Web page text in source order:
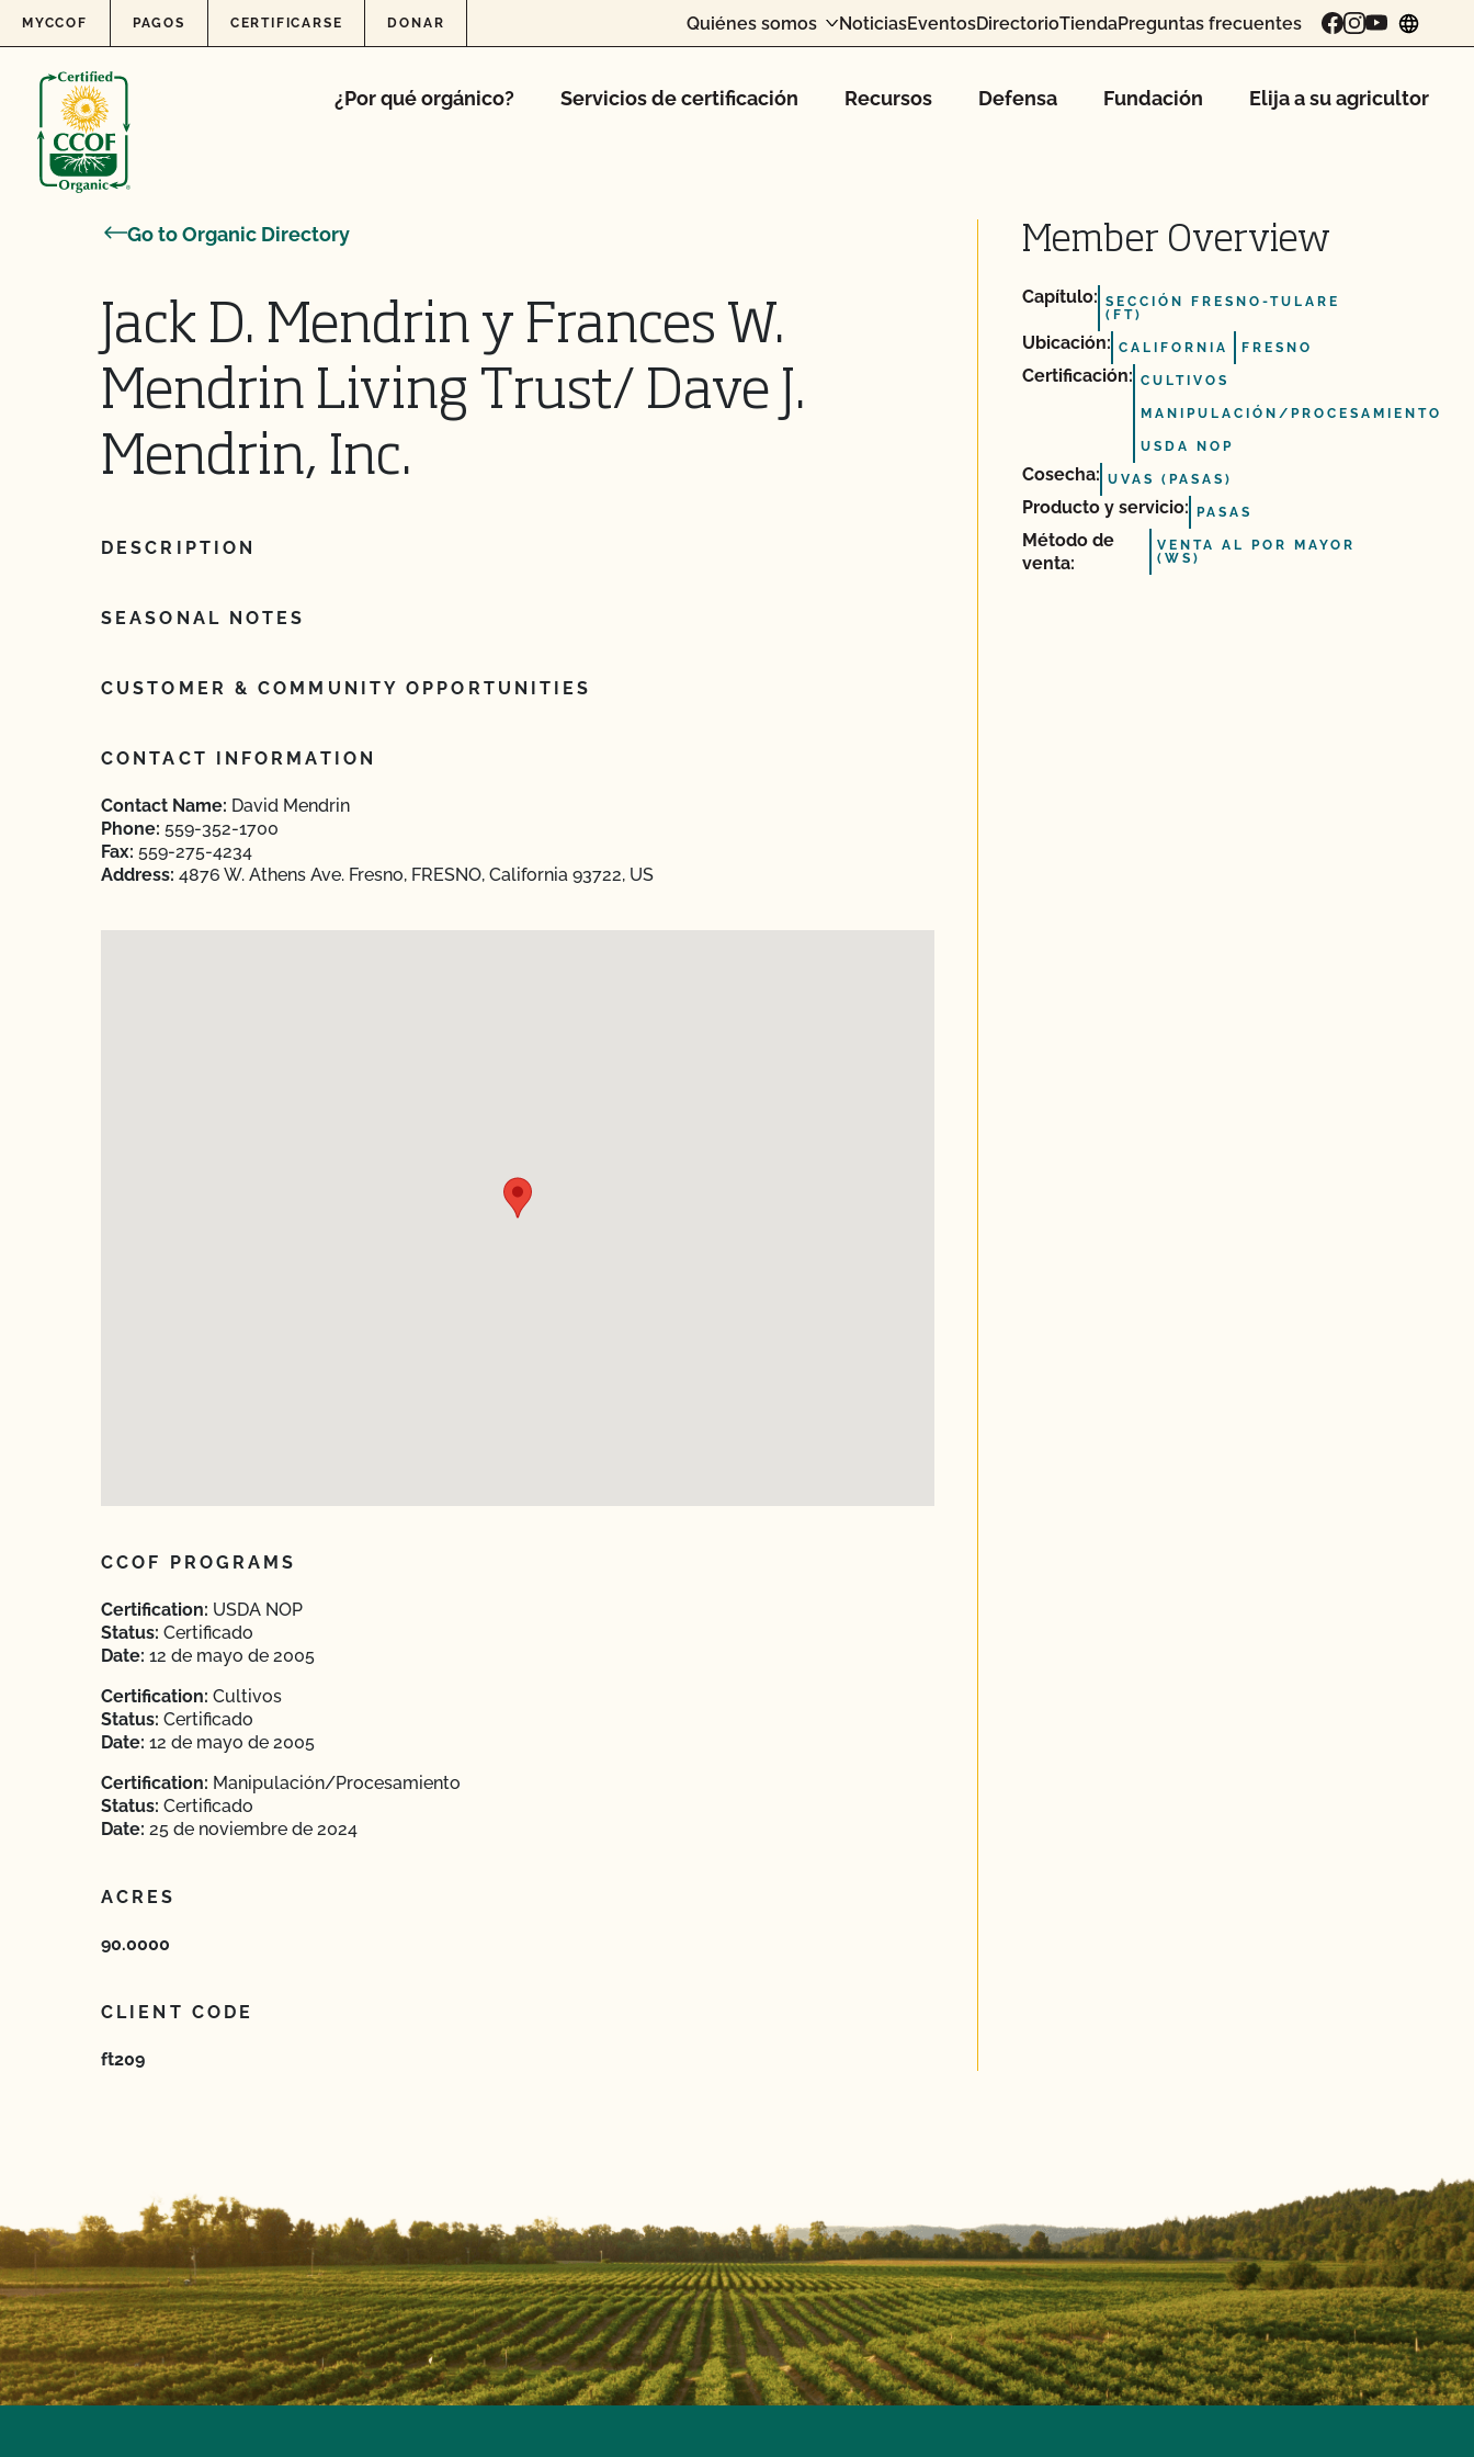
Skip to content
MYCCOF PAGOS CERTIFICARSE DONAR Quiénes somos NoticiasEventosDirectorioTiendaPreguntas frecuentes
¿Por qué orgánico? Servicios de certificación Recursos Defensa Fundación Elija a su agricultor
Go to Organic Directory
Jack D. Mendrin y Frances W.
Mendrin Living Trust/ Dave J.
Mendrin, Inc.
DESCRIPTION
SEASONAL NOTES
CUSTOMER & COMMUNITY OPPORTUNITIES
CONTACT INFORMATION
Contact Name: David Mendrin
Phone: 559-352-1700
Fax: 559-275-4234
Address: 4876 W. Athens Ave. Fresno, FRESNO, California 93722, US
CCOF PROGRAMS
Certification: USDA NOP
Status: Certificado
Date: 12 de mayo de 2005
Certification: Cultivos
Status: Certificado
Date: 12 de mayo de 2005
Certification: Manipulación/Procesamiento
Status: Certificado
Date: 25 de noviembre de 2024
ACRES
90.0000
CLIENT CODE
ft209
Member Overview
Capítulo: SECCIÓN FRESNO-TULARE
(FT)
Ubicación: CALIFORNIA FRESNO
Certificación: CULTIVOS
MANIPULACIÓN/PROCESAMIENTO
USDA NOP
Cosecha: UVAS (PASAS)
Producto y servicio: PASAS
Método de
venta:
VENTA AL POR MAYOR
(WS)